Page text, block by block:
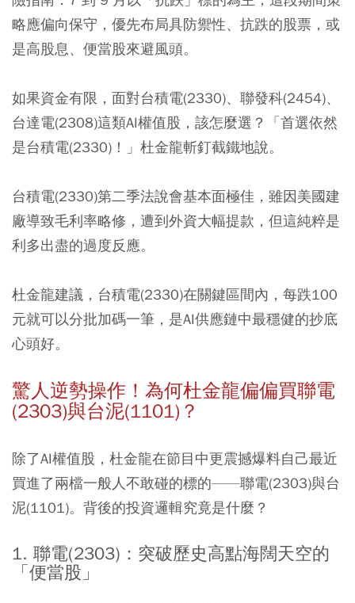
略應偏向保守，優先布局具防禦性、抗跌的股票，或
是高股息、便當股來避風頭。
如果資金有限，面對台積電(2330)、聯發科(2454)、
台達電(2308)這類AI權值股，該怎麼選？「首選依然
是台積電(2330)！」杜金龍斬釘截鐵地說。
台積電(2330)第二季法說會基本面極佳，雖因美國建
廠導致毛利率略修，遭到外資大幅提款，但這純粹是
利多出盡的過度反應。
杜金龍建議，台積電(2330)在關鍵區間內，每跌100
元就可以分批加碼一筆，是AI供應鏈中最穩健的抄底
心頭好。
驚人逆勢操作！為何杜金龍偏偏買聯電
(2303)與台泥(1101)？
除了AI權值股，杜金龍在節目中更震撼爆料自己最近
買進了兩檔一般人不敢碰的標的——聯電(2303)與台
泥(1101)。背後的投資邏輯究竟是什麼？
1. 聯電(2303)：突破歷史高點海闊天空的
「便當股」